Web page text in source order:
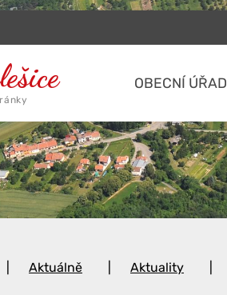
OBECNÍ ÚŘAD
Aktuálně Aktuality